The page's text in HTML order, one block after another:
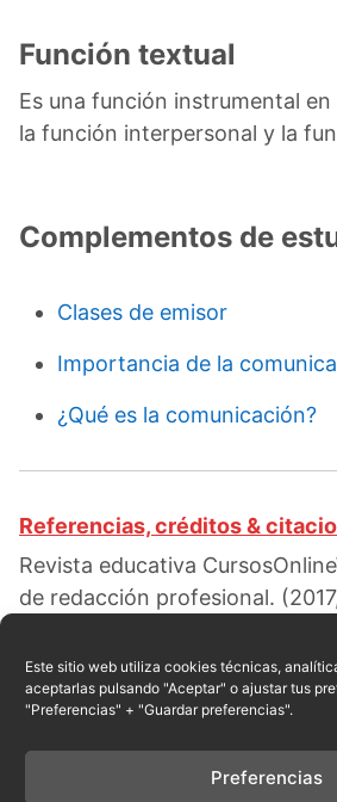
Este sitio web utiliza cookies técnicas,
aceptarlas pulsando "Aceptar" o ajustar tus
"Preferencias" + "Guardar preferencias".
Preferencias
Función textual
Es una función instrumental en
la función interpersonal y la
Complementos de
Clases de emisor
Importancia de la
¿Qué es la comunicación?
Referencias, créditos &
Revista educativa
de redacción profesional.
Encarnación. Obtenido en
el sitio web:
https://cursosonlineweb.com/
lenguaje.html